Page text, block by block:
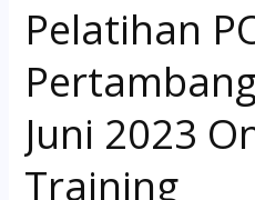
Pelatihan
Juni 2023
Training